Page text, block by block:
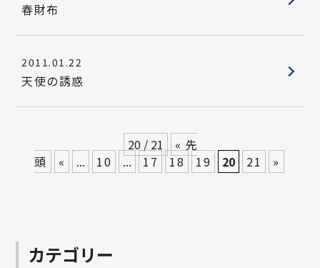
春財布
2011.01.22
天使の誘惑
20 / 21
« 先
頭
« ... 10 ... 17 18 19 20 21 »
カテゴリー